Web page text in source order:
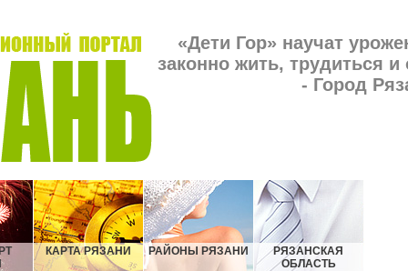
«Дети Гор» научат
законно жить, трудиться
- Город
КАРТА РЯЗАНИ РАЙОНЫ РЯЗАНИ
РЯЗАНСКАЯ
ОБЛАСТЬ